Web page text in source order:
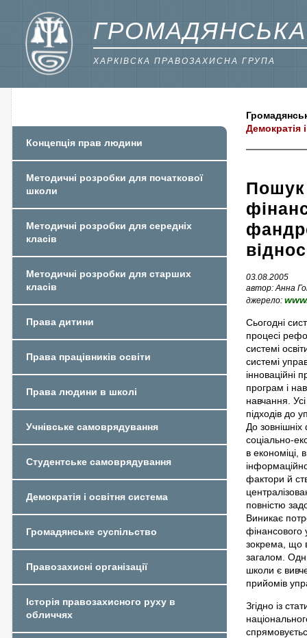
ГРОМАДЯНСЬКА
ХАРКІВСКА ПРАВОЗАХИСНА ГРУПА
Демократія
Пошук
03.08.2005
автор: Анна
джерело:
Сьогодні
процесі
системі
системі
інноваційні
програм і
навчання.
підходів до
До
соціально-
в економіці,
фактори й
повністю
Виникає
фінансового
зокрема, що в
загалом.
школи є
прийомів
Згідно із
Концепція прав людини
Методичні розробки для початкової
школи
Методичні розробки для середніх
класів
Методичні розробки для старших
класів
Права дитини
Права працівників освіти
Права людини в школі
Учнівське самоврядування
Студентське самоврядування
Демократія і освітня система
Громадянське суспільство
Правозахисні організації
Історія правозахисного руху в
обличчях